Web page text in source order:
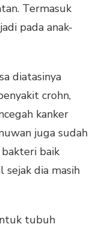
Termasuk
pada anak-
diatasinya
crohn,
kanker
juga sudah
baik
sejak dia masih
tubuh